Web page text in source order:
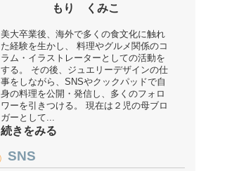
もり くみこ
美大卒業後、海外で多くの食文化に触れ
た経験を生かし、 料理やグルメ関係のコ
ラム・イラストレーターとしての活動を
する。 その後、ジュエリーデザインの仕
事をしながら、SNSやクックパッドで自
身の料理を公開・発信し、多くのフォロ
ワーを引きつける。 現在は２児の母ブロ
ガーとして...
続きをみる
SNS